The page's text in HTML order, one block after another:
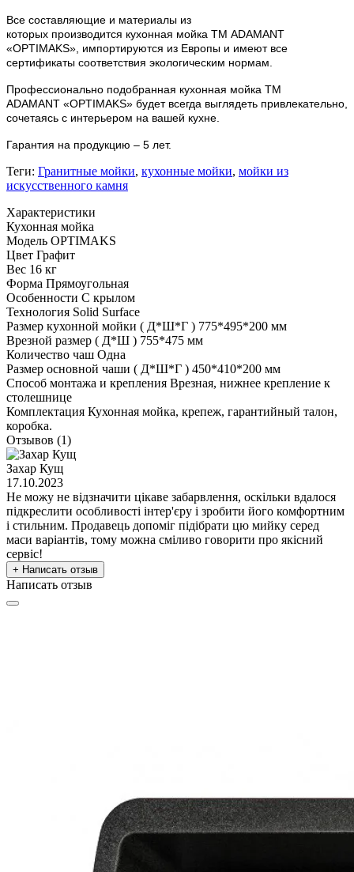
Все составляющие и материалы из
которых производится кухонная мойка ТМ ADAMANT
«OPTIMAKS», импортируются из Европы и имеют все
сертификаты соответствия экологическим нормам.
Профессионально подобранная кухонная мойка ТМ
ADAMANT «OPTIMAKS» будет всегда выглядеть привлекательно,
сочетаясь с интерьером на вашей кухне.
Гарантия на продукцию – 5 лет.
Теги: Гранитные мойки, кухонные мойки, мойки из
искусственного камня
Характеристики
Кухонная мойка
Модель OPTIMAKS
Цвет Графит
Вес 16 кг
Форма Прямоугольная
Особенности С крылом
Технология Solid Surface
Размер кухонной мойки ( Д*Ш*Г ) 775*495*200 мм
Врезной размер ( Д*Ш ) 755*475 мм
Количество чаш Одна
Размер основной чаши ( Д*Ш*Г ) 450*410*200 мм
Способ монтажа и крепления Врезная, нижнее крепление к
столешнице
Комплектация Кухонная мойка, крепеж, гарантийный талон,
коробка.
Отзывов (1)
Захар Кущ
17.10.2023
Не можу не відзначити цікаве забарвлення, оскільки вдалося
підкреслити особливості інтер'єру і зробити його комфортним
і стильним. Продавець допоміг підібрати цю мийку серед
маси варіантів, тому можна сміливо говорити про якісний
сервіс!
+ Написать отзыв
Написать отзыв